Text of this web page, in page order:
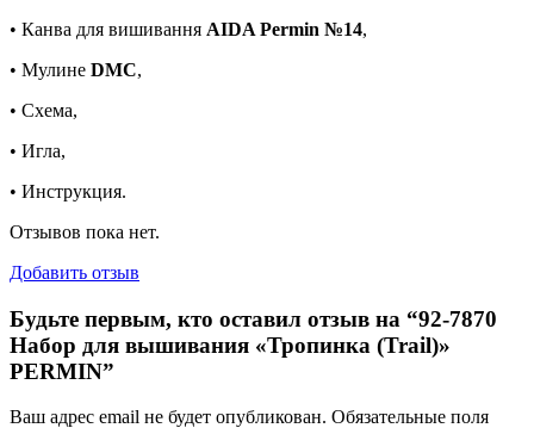
• Канва для вишивання AIDA Permin №14,
• Мулине DMC,
• Схема,
• Игла,
• Инструкция.
Отзывов пока нет.
Добавить отзыв
Будьте первым, кто оставил отзыв на “92-7870
Набор для вышивания «Тропинка (Trail)»
PERMIN”
Ваш адрес email не будет опубликован. Обязательные поля